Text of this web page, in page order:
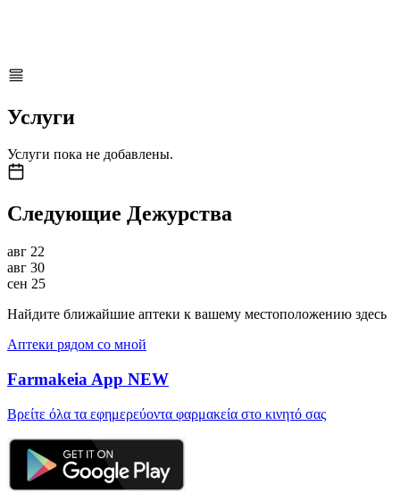
Услуги
Услуги пока не добавлены.
Следующие Дежурства
авг 22
авг 30
сен 25
Найдите ближайшие аптеки к вашему местоположению здесь
Аптеки рядом со мной
Farmakeia App NEW
Βρείτε όλα τα εφημερεύοντα φαρμακεία στο κινητό σας